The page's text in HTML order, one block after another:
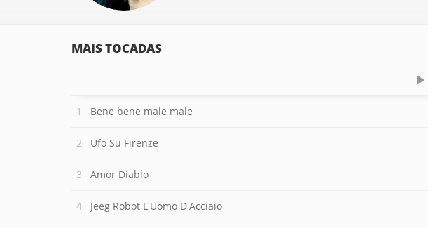
MAIS TOCADAS
Bene bene male male
Ufo Su Firenze
Amor Diablo
Jeeg Robot L'Uomo D'Acciaio